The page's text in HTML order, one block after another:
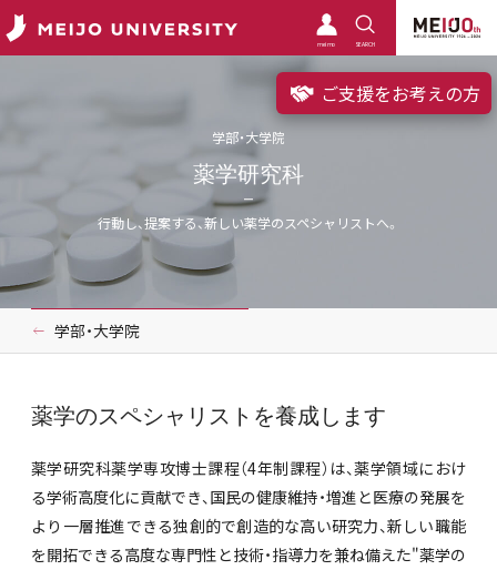
meimo SEARCH
ご支援をお考えの方
学部・大学院
薬学研究科
行動し、提案する、新しい薬学のスペシャリストへ。
学部・大学院
薬学のスペシャリストを養成します
薬学研究科薬学専攻博士課程（4年制課程）は、薬学領域におけ
る学術高度化に貢献でき、国民の健康維持・増進と医療の発展を
より一層推進できる独創的で創造的な高い研究力、新しい職能
を開拓できる高度な専門性と技術・指導力を兼ね備えた"薬学の